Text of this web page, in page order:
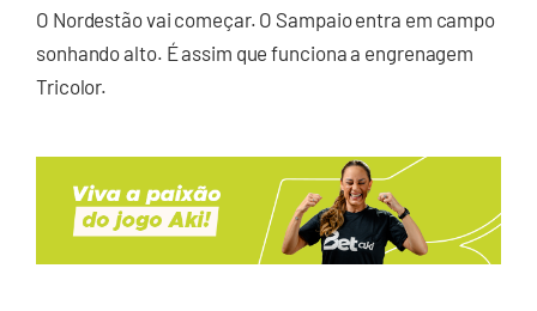
O Nordestão vai começar. O Sampaio entra em campo
sonhando alto. É assim que funciona a engrenagem
Tricolor.